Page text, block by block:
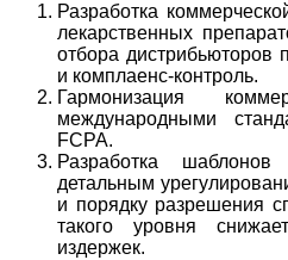
Разработка
лекарственных
отбора дистрибьюторов
и комплаенс-контроль.
Гармонизация
международными
FCPA.
Разработка
детальным
и порядку разрешения
такого уровня
издержек.